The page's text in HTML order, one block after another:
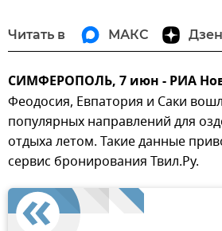
Читать в МАКС Дзен
СИМФЕРОПОЛЬ, 7 июн - РИА
Феодосия, Евпатория и Саки
популярных направлений для
отдыха летом. Такие данные
сервис бронирования Твил.Ру.